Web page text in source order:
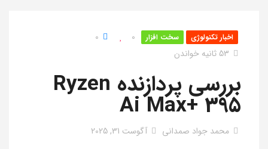
اخبار تکنولوژی سخت افزار 0
0
53 ثانیه خواندن
بررسی پردازنده Ryzen
Ai Max+ 395
محمد جواد صمدانی آگوست 31, 2025